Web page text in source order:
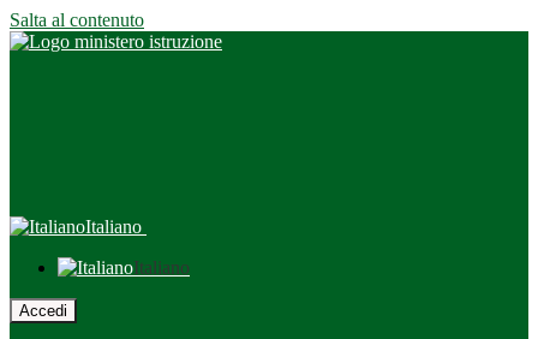
Salta al contenuto
Italiano
Italiano
Accedi